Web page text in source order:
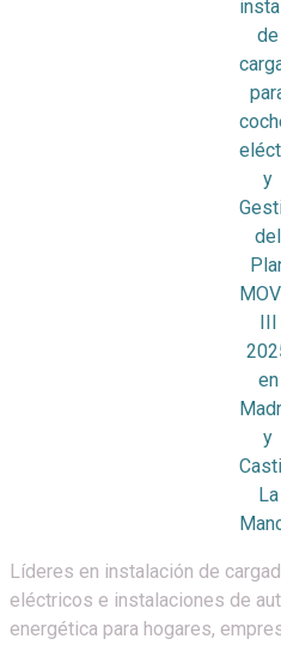
Líderes en instalación de
eléctricos e instalaciones de
energética para hogares,